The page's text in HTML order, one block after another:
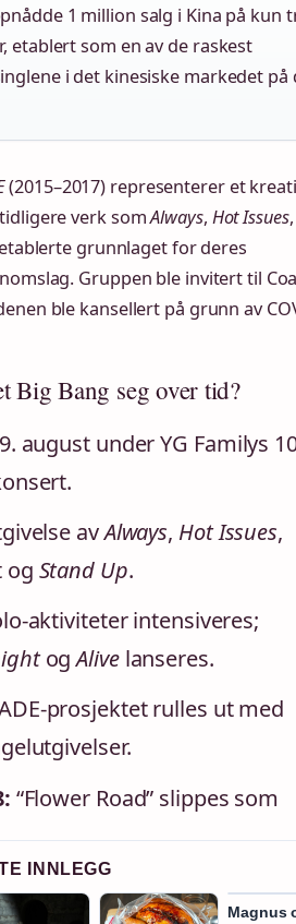
1 million salg i Kina på kun
etablert som en av de raskest
i det kinesiske markedet på
(2015–2017) representerer et
verk somAlways, Hot Issues
etablerte grunnlaget for deres
Gruppen ble invitert til
ble kansellert på grunn av
Big Bang seg over tid?
august under YG Familys
avAlways, Hot Issues,
og Stand Up.
aktiviteter intensiveres;
ogAlivelanseres.
prosjektet rulles ut med
“Flower Road” slippes som
INNLEGG
Magnus